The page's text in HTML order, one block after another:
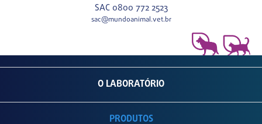
SAC 0800 772 2523
sac@mundoanimal.vet.br
O LABORATÓRIO
PRODUTOS